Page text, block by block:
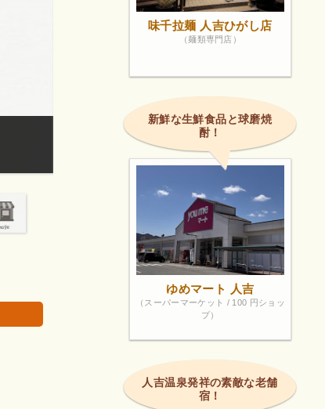
生地がとってもモッチモチのおまんじゅう。
味千拉麺 人吉ひがし店
（麺類専門店）
新鮮な生鮮食品と球磨焼
酎！
ゆめマート 人吉
（スーパーマーケット / 100 円ショッ
プ）
人吉温泉発祥の素敵な老舗
宿！